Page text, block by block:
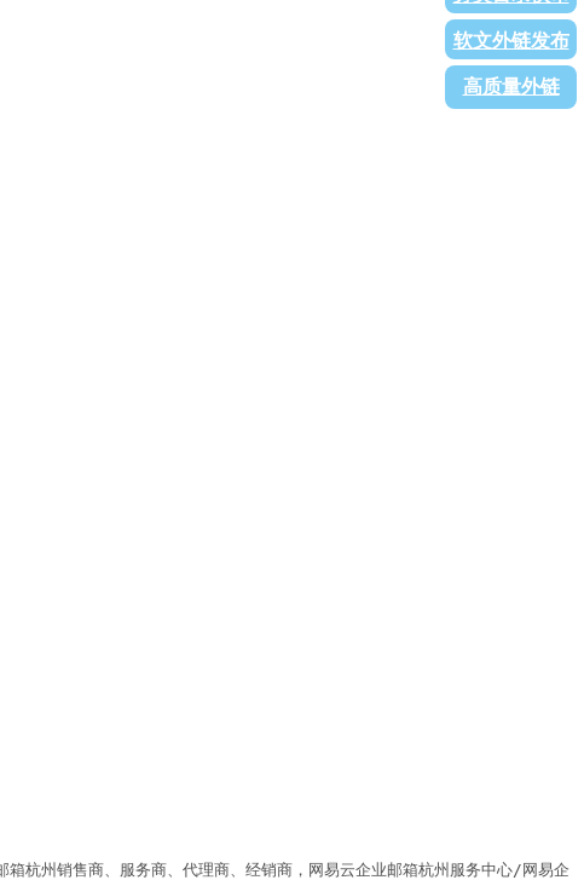
软文外链发布
高质量外链
州销售商、服务商、代理商、经销商，网易云企业邮箱杭州服务中心/网易企